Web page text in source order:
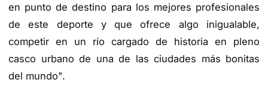
en punto de destino para los mejores profesionales
de este deporte y que ofrece algo inigualable,
competir en un río cargado de historia en pleno
casco urbano de una de las ciudades más bonitas
del mundo".